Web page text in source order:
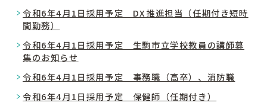
令和6年4月1日採用予定 DX推進担当（任期付き短時
間勤務）
令和6年4月1日採用予定 生駒市立学校教員の講師募
集のお知らせ
令和6年4月1日採用予定 事務職（高卒）、消防職
令和6年4月1日採用予定 保健師（任期付き）